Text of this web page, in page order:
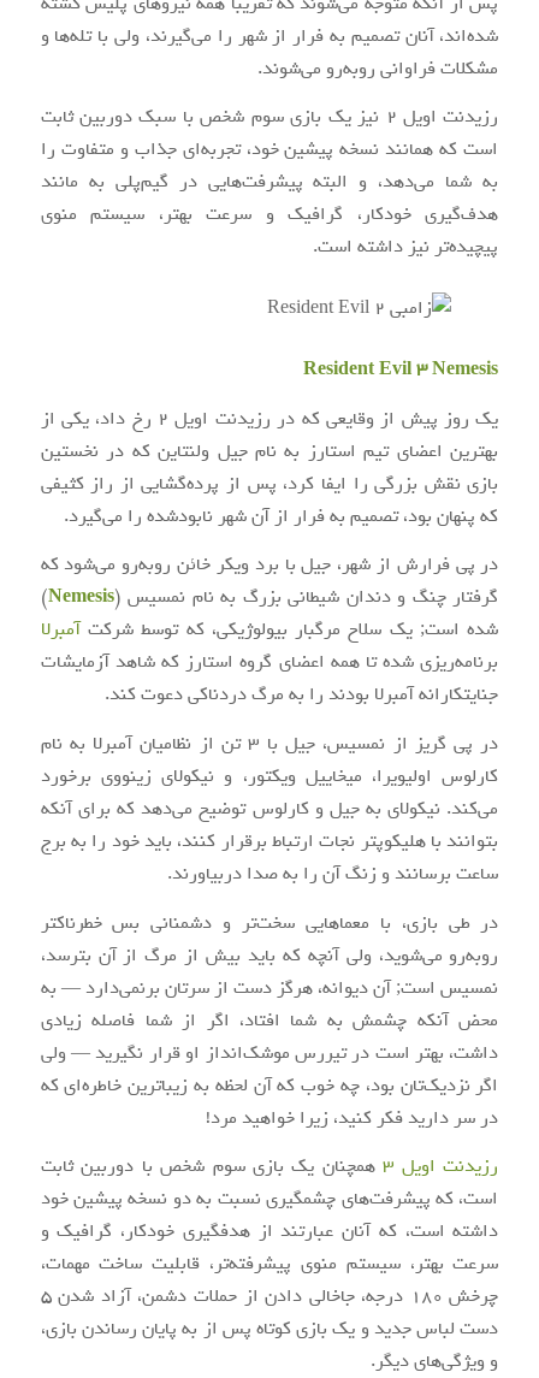
شده‌اند، آنان تصمیم به فرار از شهر را می‌گیرند، ولی با تله‌ها و
مشکلات فراوانی روبه‌رو می‌شوند.
رزیدنت اویل ۲ نیز یک بازی سوم شخص با سبک دوربین ثابت
است که همانند نسخه پیشین خود، تجربه‌ای جذاب و متفاوت را
به شما می‌دهد، و البته پیشرفت‌هایی در گیم‌پلی به مانند
هدف‌گیری خودکار، گرافیک و سرعت بهتر، سیستم منوی
پیچیده‌تر نیز داشته است.
Resident Evil 3 Nemesis
یک روز پیش از وقایعی که در رزیدنت اویل ۲ رخ داد، یکی از
بهترین اعضای تیم استارز به نام جیل ولنتاین که در نخستین
بازی نقش بزرگی را ایفا کرد، پس از پرده‌گشایی از راز کثیفی
که پنهان بود، تصمیم به فرار از آن شهر نابودشده را می‌گیرد.
در پی فرارش از شهر، جیل با برد ویکر خائن روبه‌رو می‌شود که
گرفتار چنگ و دندان شیطانی بزرگ به نام نمسیس (Nemesis
)
شده است; یک سلاح مرگبار بیولوژیکی، که توسط شرکتآمبرلا
برنامه‌ریزی شده تا همه اعضای گروه استارز که شاهد آزمایشات
جنایتکارانه آمبرلا بودند را به مرگ دردناکی دعوت کند.
در پی گریز از نمسیس، جیل با ۳ تن از نظامیان آمبرلا به نام
کارلوس اولیویرا، میخاییل ویکتور، و نیکولای زینووی برخورد
می‌کند. نیکولای به جیل و کارلوس توضیح می‌دهد که برای آنکه
بتوانند با هلیکوپتر نجات ارتباط برقرار کنند، باید خود را به برج
ساعت برسانند و زنگ آن را به صدا دربیاورند.
در طی بازی، با معماهایی سخت‌تر و دشمنانی بس خطرناکتر
روبه‌رو می‌شوید، ولی آنچه که باید بیش از مرگ از آن بترسد،
نمسیس است; آن دیوانه، هرگز دست از سرتان برنمی‌دارد — به
محض آنکه چشمش به شما افتاد، اگر از شما فاصله زیادی
داشت، بهتر است در تیررس موشک‌انداز او قرار نگیرید — ولی
اگر نزدیک‌تان بود، چه خوب که آن لحظه به زیباترین خاطره‌ای که
در سر دارید فکر کنید، زیرا خواهید مرد!
رزیدنت اویل ۳
همچنان یک بازی سوم شخص با دوربین ثابت
است، که پیشرفت‌های چشمگیری نسبت به دو نسخه پیشین خود
داشته است، که آنان عبارتند از هدفگیری خودکار، گرافیک و
سرعت بهتر، سیستم منوی پیشرفته‌تر، قابلیت ساخت مهمات،
چرخش ۱۸۰ درجه، جاخالی دادن از حملات دشمن، آزاد شدن ۵
دست لباس جدید و یک بازی کوتاه پس از به پایان رساندن بازی،
و ویژگی‌های دیگر.